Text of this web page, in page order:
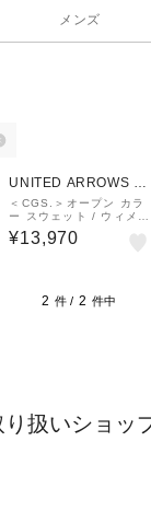
メンズ
UNITED ARROWS O
UTLET
＜CGS.＞オープン カラ
ー スウェット / ウィメン
ズ
¥13,970
2 件 / 2 件中
扱いショッ